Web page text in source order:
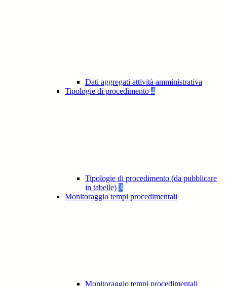
Dati aggregati attività amministrativa
Tipologie di procedimento 4
Tipologie di procedimento (da pubblicare
in tabelle) 3
Monitoraggio tempi procedimentali
Monitoraggio tempi procedimentali